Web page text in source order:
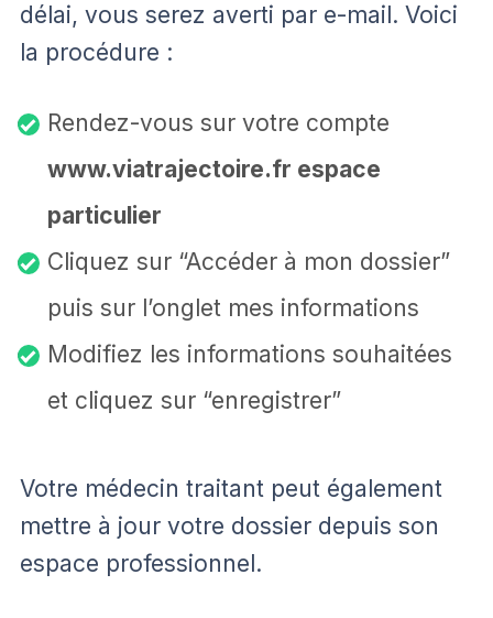
délai, vous serez averti par e-mail. Voici
la procédure :
Rendez-vous sur votre compte
www.viatrajectoire.fr espace
particulier
Cliquez sur “Accéder à mon dossier”
puis sur l’onglet mes informations
Modifiez les informations souhaitées
et cliquez sur “enregistrer”
Votre médecin traitant peut également
mettre à jour votre dossier depuis son
espace professionnel.